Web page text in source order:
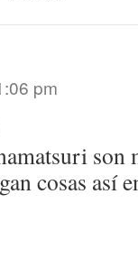
pm
cosas así